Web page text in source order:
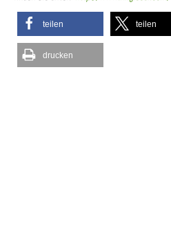
teilen teilen
drucken